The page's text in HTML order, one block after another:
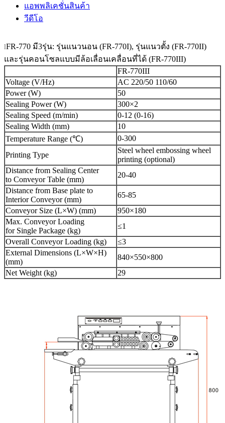
แอพพลิเคชั่นสินค้า
วีดีโอ
lFR-770 มี3รุ่น: รุ่นแนวนอน (FR-770I), รุ่นแนวตั้ง (FR-770II)
และรุ่นคอนโซลแบบมีล้อเลื่อนเคลื่อนที่ได้ (FR-770III)
FR-770III
Voltage (V/Hz)
AC 220/50 110/60
Power (W)
50
Sealing Power (W)
300×2
Sealing Speed (m/min)
0-12 (0-16)
Sealing Width (mm)
10
Temperature Range (℃)
0-300
Printing Type
Steel wheel embossing wheel
printing (optional)
Distance from Sealing Center
to Conveyor Table (mm)
20-40
Distance from Base plate to
Interior Conveyor (mm)
65-85
Conveyor Size (L×W) (mm)
950×180
Max. Conveyor Loading
for Single Package (kg)
≤1
Overall Conveyor Loading (kg)
≤3
External Dimensions (L×W×H)
(mm)
840×550×800
Net Weight (kg)
29